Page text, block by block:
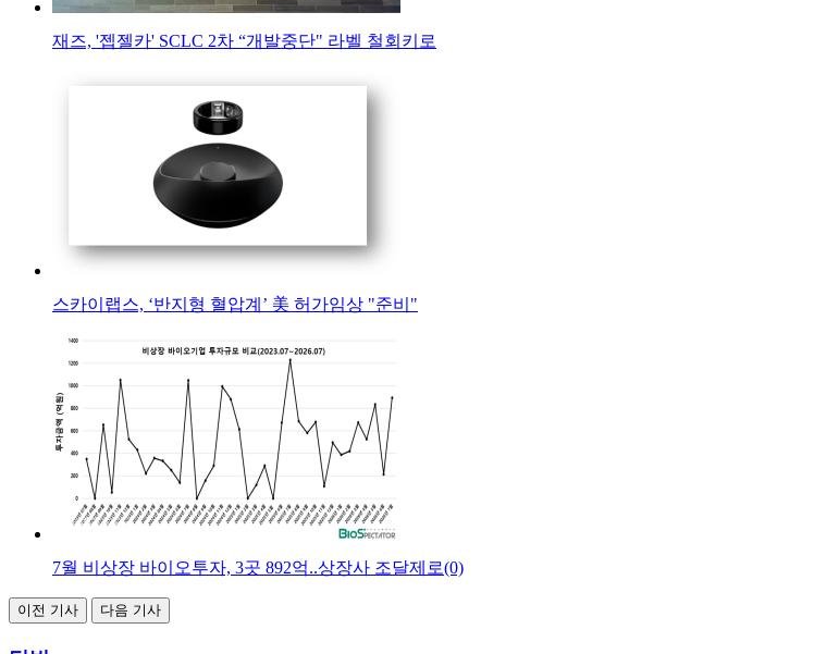
재즈, '젭젤카' SCLC 2차 “개발중단" 라벨 철회키로
스카이랩스, ‘반지형 혈압계’ 美 허가임상 "준비"
7월 비상장 바이오투자, 3곳 892억..상장사 조달제로(0)
이전 기사 다음 기사